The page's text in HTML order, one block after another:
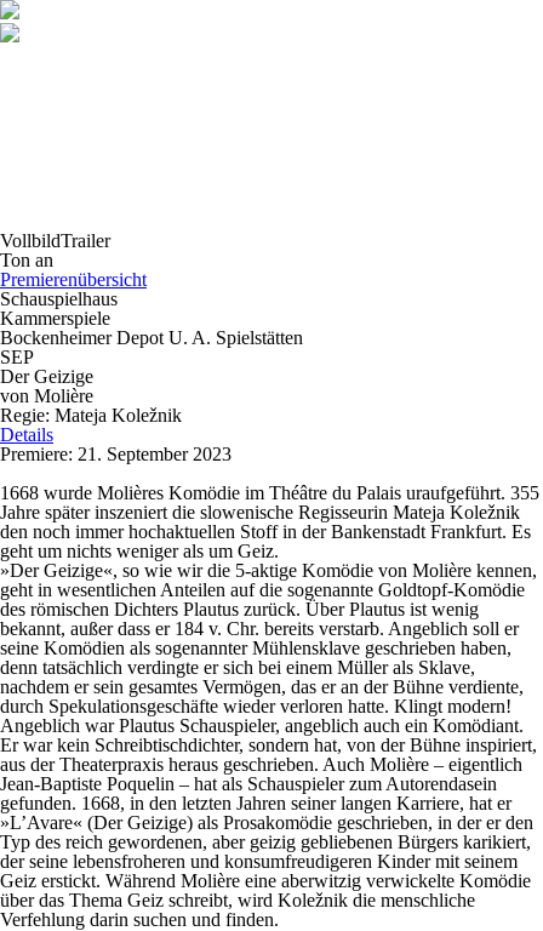
VollbildTrailer
Ton an
Premierenübersicht
Schauspielhaus
Kammerspiele
Bockenheimer Depot U. A. Spielstätten
SEP
Der Geizige
von Molière
Regie: Mateja Koležnik
Details
Premiere: 21. September 2023
1668 wurde Molières Komödie im Théâtre du Palais uraufgeführt. 355
Jahre später inszeniert die slowenische Regisseurin Mateja Koležnik
den noch immer hochaktuellen Stoff in der Bankenstadt Frankfurt. Es
geht um nichts weniger als um Geiz.
»Der Geizige«, so wie wir die 5-aktige Komödie von Molière kennen,
geht in wesentlichen Anteilen auf die sogenannte Goldtopf-Komödie
des römischen Dichters Plautus zurück. Über Plautus ist wenig
bekannt, außer dass er 184 v. Chr. bereits verstarb. Angeblich soll er
seine Komödien als sogenannter Mühlensklave geschrieben haben,
denn tatsächlich verdingte er sich bei einem Müller als Sklave,
nachdem er sein gesamtes Vermögen, das er an der Bühne verdiente,
durch Spekulationsgeschäfte wieder verloren hatte. Klingt modern!
Angeblich war Plautus Schauspieler, angeblich auch ein Komödiant.
Er war kein Schreibtischdichter, sondern hat, von der Bühne inspiriert,
aus der Theaterpraxis heraus geschrieben. Auch Molière – eigentlich
Jean-Baptiste Poquelin – hat als Schauspieler zum Autorendasein
gefunden. 1668, in den letzten Jahren seiner langen Karriere, hat er
»L’Avare« (Der Geizige) als Prosakomödie geschrieben, in der er den
Typ des reich gewordenen, aber geizig gebliebenen Bürgers karikiert,
der seine lebensfroheren und konsumfreudigeren Kinder mit seinem
Geiz erstickt. Während Molière eine aberwitzig verwickelte Komödie
über das Thema Geiz schreibt, wird Koležnik die menschliche
Verfehlung darin suchen und finden.